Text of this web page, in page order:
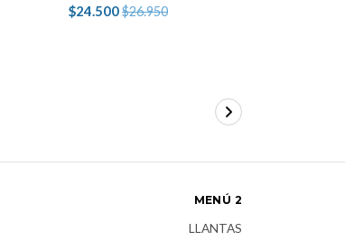
$24.500$26.950
MENÚ 2
LLANTAS